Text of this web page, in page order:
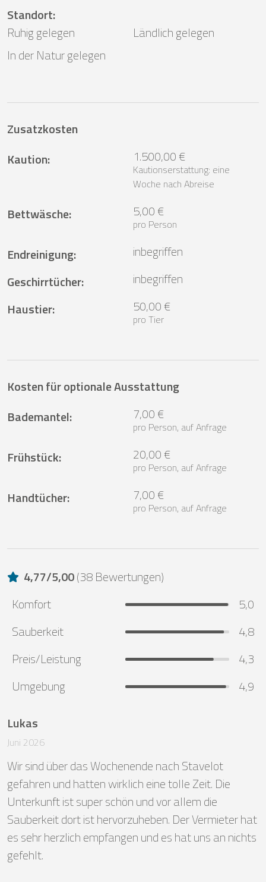
Standort:
Ruhig gelegen
Ländlich gelegen
In der Natur gelegen
Zusatzkosten
Kaution: 1.500,00 €
Kautionserstattung: eine
Woche nach Abreise
Bettwäsche: 5,00 €
pro Person
Endreinigung:
inbegriffen
Geschirrtücher:
inbegriffen
Haustier: 50,00 €
pro Tier
Kosten für optionale Ausstattung
Bademantel: 7,00 €
pro Person, auf Anfrage
Frühstück: 20,00 €
pro Person, auf Anfrage
Handtücher: 7,00 €
pro Person, auf Anfrage
4,77/5,00(38 Bewertungen)
Komfort
5,0
Sauberkeit
4,8
Preis/Leistung
4,3
Umgebung
4,9
Lukas
Juni 2026
Wir sind über das Wochenende nach Stavelot
gefahren und hatten wirklich eine tolle Zeit. Die
Unterkunft ist super schön und vor allem die
Sauberkeit dort ist hervorzuheben. Der Vermieter hat
es sehr herzlich empfangen und es hat uns an nichts
gefehlt.